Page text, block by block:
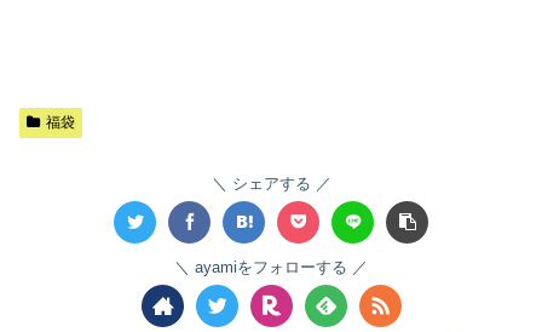
福袋
シェアする
ayamiをフォローする